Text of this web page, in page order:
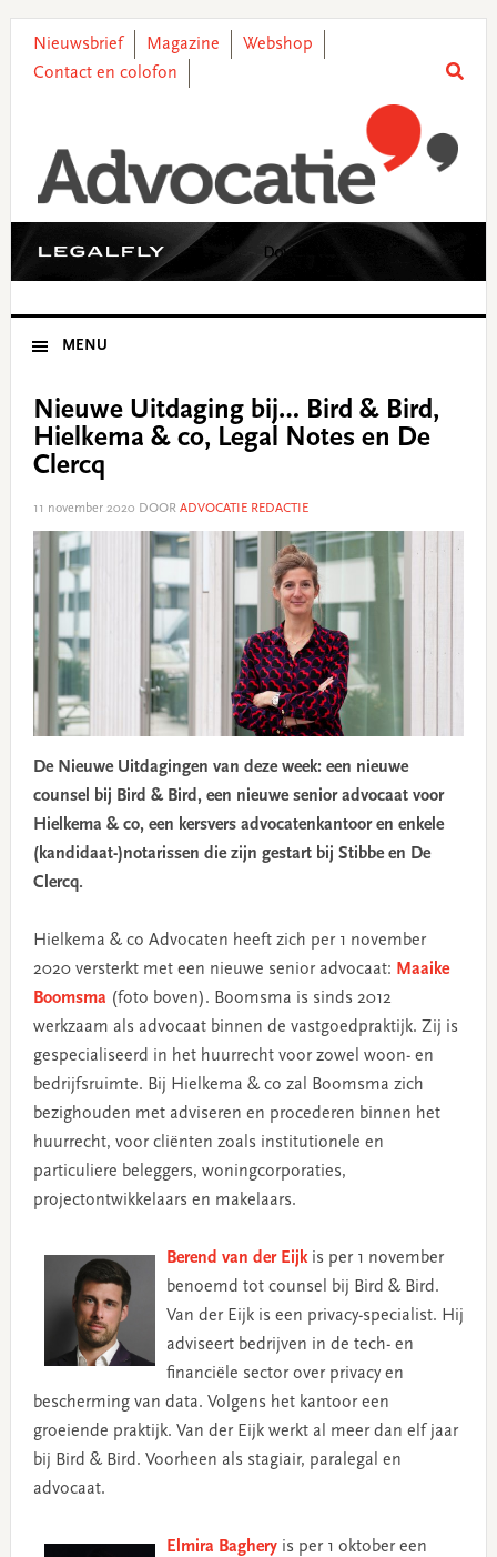
primary
main
primary
footer
Nieuwsbrief Magazine
Webshop
Contact en colofon
MENU
Nieuwe Uitdaging bij… Bird & Bird,
Hielkema & co, Legal Notes en De
Clercq
11 november 2020 DOOR ADVOCATIE REDACTIE
De Nieuwe Uitdagingen van deze week: een nieuwe
counsel bij Bird & Bird, een nieuwe senior advocaat voor
Hielkema & co, een kersvers advocatenkantoor en enkele
(kandidaat-)notarissen die zijn gestart bij Stibbe en De
Clercq.
Hielkema & co Advocaten heeft zich per 1 november
2020 versterkt met een nieuwe senior advocaat: Maaike
Boomsma (foto boven). Boomsma is sinds 2012
werkzaam als advocaat binnen de vastgoedpraktijk. Zij is
gespecialiseerd in het huurrecht voor zowel woon- en
bedrijfsruimte. Bij Hielkema & co zal Boomsma zich
bezighouden met adviseren en procederen binnen het
huurrecht, voor cliënten zoals institutionele en
particuliere beleggers, woningcorporaties,
projectontwikkelaars en makelaars.
Berend van der Eijkis per 1 november
benoemd tot counsel bij Bird & Bird.
Van der Eijk is een privacy-specialist. Hij
adviseert bedrijven in de tech- en
financiële sector over privacy en
bescherming van data. Volgens het kantoor een
groeiende praktijk. Van der Eijk werkt al meer dan elf jaar
bij Bird & Bird. Voorheen als stagiair, paralegal en
advocaat.
Elmira Bagheryis per 1 oktober een